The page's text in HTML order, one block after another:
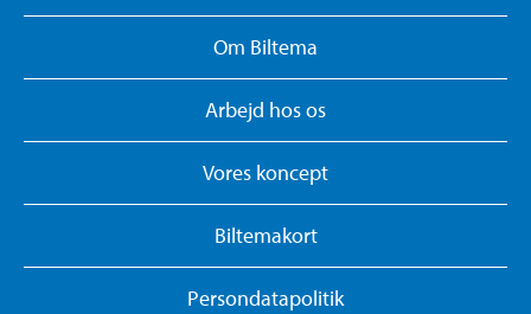
Om Biltema
Arbejd hos os
Vores koncept
Biltemakort
Persondatapolitik